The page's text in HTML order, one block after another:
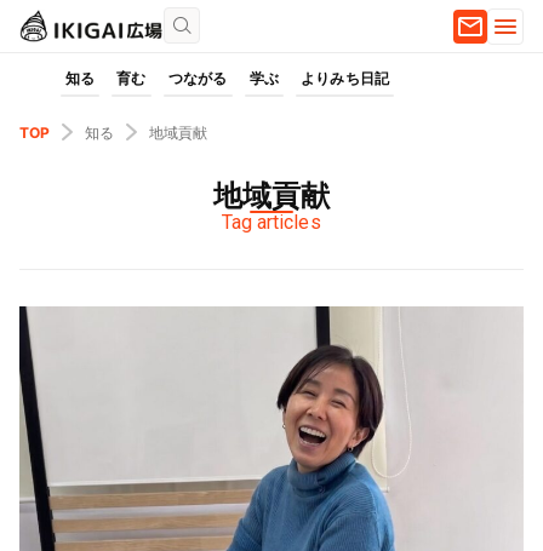
知る 育む つながる 学ぶ よりみち日記
TOP 知る 地域貢献
地域貢献
Tag articles